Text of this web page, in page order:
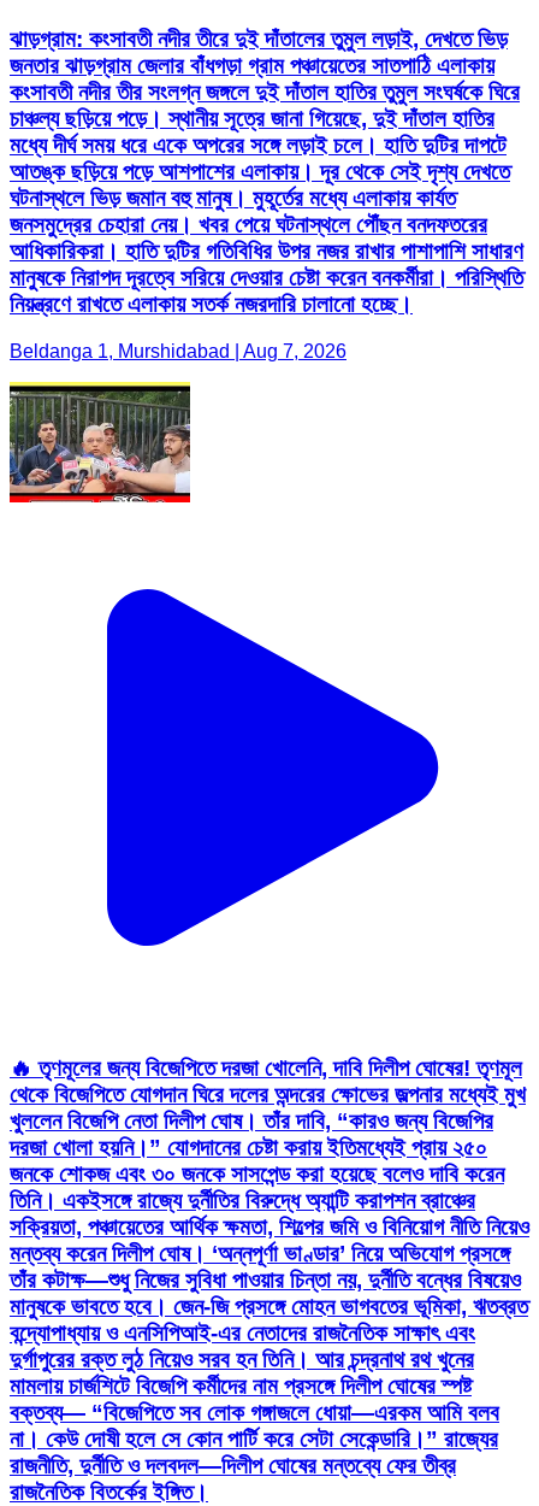
ঝাড়গ্রাম: কংসাবতী নদীর তীরে দুই দাঁতালের তুমুল লড়াই, দেখতে ভিড়
জনতার ঝাড়গ্রাম জেলার বাঁধগড়া গ্রাম পঞ্চায়েতের সাতপাঠি এলাকায়
কংসাবতী নদীর তীর সংলগ্ন জঙ্গলে দুই দাঁতাল হাতির তুমুল সংঘর্ষকে ঘিরে
চাঞ্চল্য ছড়িয়ে পড়ে। স্থানীয় সূত্রে জানা গিয়েছে, দুই দাঁতাল হাতির
মধ্যে দীর্ঘ সময় ধরে একে অপরের সঙ্গে লড়াই চলে। হাতি দুটির দাপটে
আতঙ্ক ছড়িয়ে পড়ে আশপাশের এলাকায়। দূর থেকে সেই দৃশ্য দেখতে
ঘটনাস্থলে ভিড় জমান বহু মানুষ। মুহূর্তের মধ্যে এলাকায় কার্যত
জনসমুদ্রের চেহারা নেয়। খবর পেয়ে ঘটনাস্থলে পৌঁছন বনদফতরের
আধিকারিকরা। হাতি দুটির গতিবিধির উপর নজর রাখার পাশাপাশি সাধারণ
মানুষকে নিরাপদ দূরত্বে সরিয়ে দেওয়ার চেষ্টা করেন বনকর্মীরা। পরিস্থিতি
নিয়ন্ত্রণে রাখতে এলাকায় সতর্ক নজরদারি চালানো হচ্ছে।
Beldanga 1, Murshidabad | Aug 7, 2026
🔥 তৃণমূলের জন্য বিজেপিতে দরজা খোলেনি, দাবি দিলীপ ঘোষের! তৃণমূল
থেকে বিজেপিতে যোগদান ঘিরে দলের অন্দরের ক্ষোভের জল্পনার মধ্যেই মুখ
খুললেন বিজেপি নেতা দিলীপ ঘোষ। তাঁর দাবি, “কারও জন্য বিজেপির
দরজা খোলা হয়নি।” যোগদানের চেষ্টা করায় ইতিমধ্যেই প্রায় ২৫০
জনকে শোকজ এবং ৩০ জনকে সাসপেন্ড করা হয়েছে বলেও দাবি করেন
তিনি। একইসঙ্গে রাজ্যে দুর্নীতির বিরুদ্ধে অ্যান্টি করাপশন ব্রাঞ্চের
সক্রিয়তা, পঞ্চায়েতের আর্থিক ক্ষমতা, শিল্পের জমি ও বিনিয়োগ নীতি নিয়েও
মন্তব্য করেন দিলীপ ঘোষ। ‘অন্নপূর্ণা ভাণ্ডার’ নিয়ে অভিযোগ প্রসঙ্গে
তাঁর কটাক্ষ—শুধু নিজের সুবিধা পাওয়ার চিন্তা নয়, দুর্নীতি বন্ধের বিষয়েও
মানুষকে ভাবতে হবে। জেন-জি প্রসঙ্গে মোহন ভাগবতের ভূমিকা, ঋতব্রত
বন্দ্যোপাধ্যায় ও এনসিপিআই-এর নেতাদের রাজনৈতিক সাক্ষাৎ এবং
দুর্গাপুরের রক্ত লুঠ নিয়েও সরব হন তিনি। আর চন্দ্রনাথ রথ খুনের
মামলায় চার্জশিটে বিজেপি কর্মীদের নাম প্রসঙ্গে দিলীপ ঘোষের স্পষ্ট
বক্তব্য— “বিজেপিতে সব লোক গঙ্গাজলে ধোয়া—এরকম আমি বলব
না। কেউ দোষী হলে সে কোন পার্টি করে সেটা সেকেন্ডারি।” রাজ্যের
রাজনীতি, দুর্নীতি ও দলবদল—দিলীপ ঘোষের মন্তব্যে ফের তীব্র
রাজনৈতিক বিতর্কের ইঙ্গিত।